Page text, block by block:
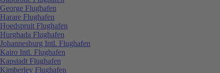
George Flughafen
Harare Flughafen
Hoedspruit Flughafen
Hurghada Flughafen
Johannesburg Intl. Flughafen
Kairo Intl. Flughafen
Kapstadt Flughafen
Kimberley Flughafen